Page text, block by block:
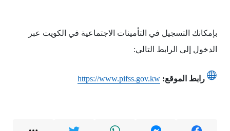
بإمكانك التسجيل في التأمينات الاجتماعية في الكويت عبر
الدخول إلى الرابط التالي:
رابط الموقع: https://www.pifss.gov.kw